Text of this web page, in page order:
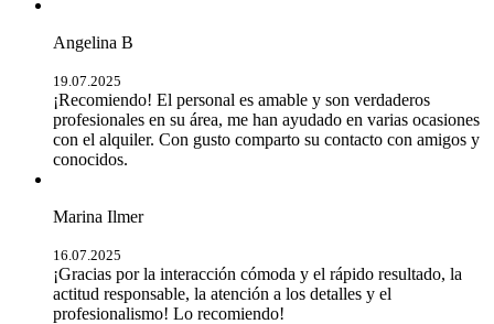
Angelina B
19.07.2025
¡Recomiendo! El personal es amable y son verdaderos
profesionales en su área, me han ayudado en varias ocasiones
con el alquiler. Con gusto comparto su contacto con amigos y
conocidos.
Marina Ilmer
16.07.2025
¡Gracias por la interacción cómoda y el rápido resultado, la
actitud responsable, la atención a los detalles y el
profesionalismo! Lo recomiendo!